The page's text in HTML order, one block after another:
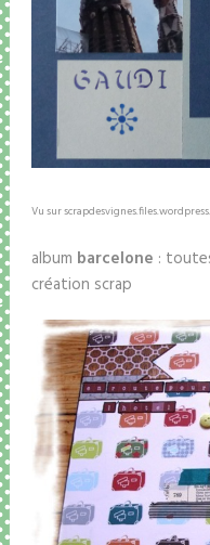
Vu sur
album barcelone :
création scrap